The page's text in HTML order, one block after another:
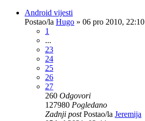
Android vijesti
Postao/la Hugo » 06 pro 2010, 22:10
1
...
23
24
25
26
27
260 Odgovori
127980 Pogledano
Zadnji postPostao/la Jeremija